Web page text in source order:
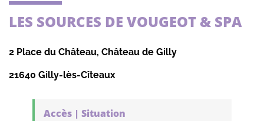
LES SOURCES DE VOUGEOT & SPA
2 Place du Château, Château de Gilly
21640 Gilly-lès-Cîteaux
Accès | Situation